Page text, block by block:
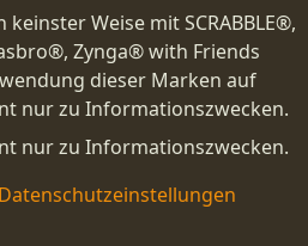
Weise mit SCRABBLE®,
Zynga® with Friends
dieser Marken auf
nur zu Informationszwecken.
nur zu Informationszwecken.
Datenschutzeinstellungen